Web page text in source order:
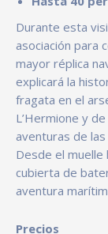
Durante esta
asociación para
mayor réplica
explicará la
fragata en el
L’Hermione y
aventuras de
Desde el
cubierta de
aventura
Precios